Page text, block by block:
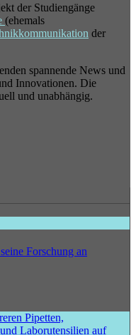
der Studiengänge
(ehemals
der
spannende News und
Innovationen. Die
und unabhängig.
Forschung an